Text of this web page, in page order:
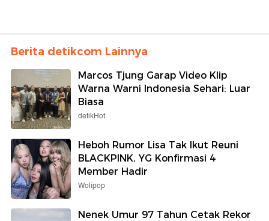
Berita detikcom Lainnya
Marcos Tjung Garap Video Klip
Warna Warni Indonesia Sehari: Luar
Biasa
detikHot
Heboh Rumor Lisa Tak Ikut Reuni
BLACKPINK, YG Konfirmasi 4
Member Hadir
Wolipop
Nenek Umur 97 Tahun Cetak Rekor